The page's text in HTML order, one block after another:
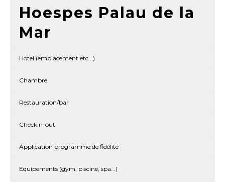
Hoespes Palau de la
Mar
Hotel (emplacement etc...)
Chambre
Restauration/bar
Checkin-out
Application programme de fidélité
Equipements (gym, piscine, spa...)